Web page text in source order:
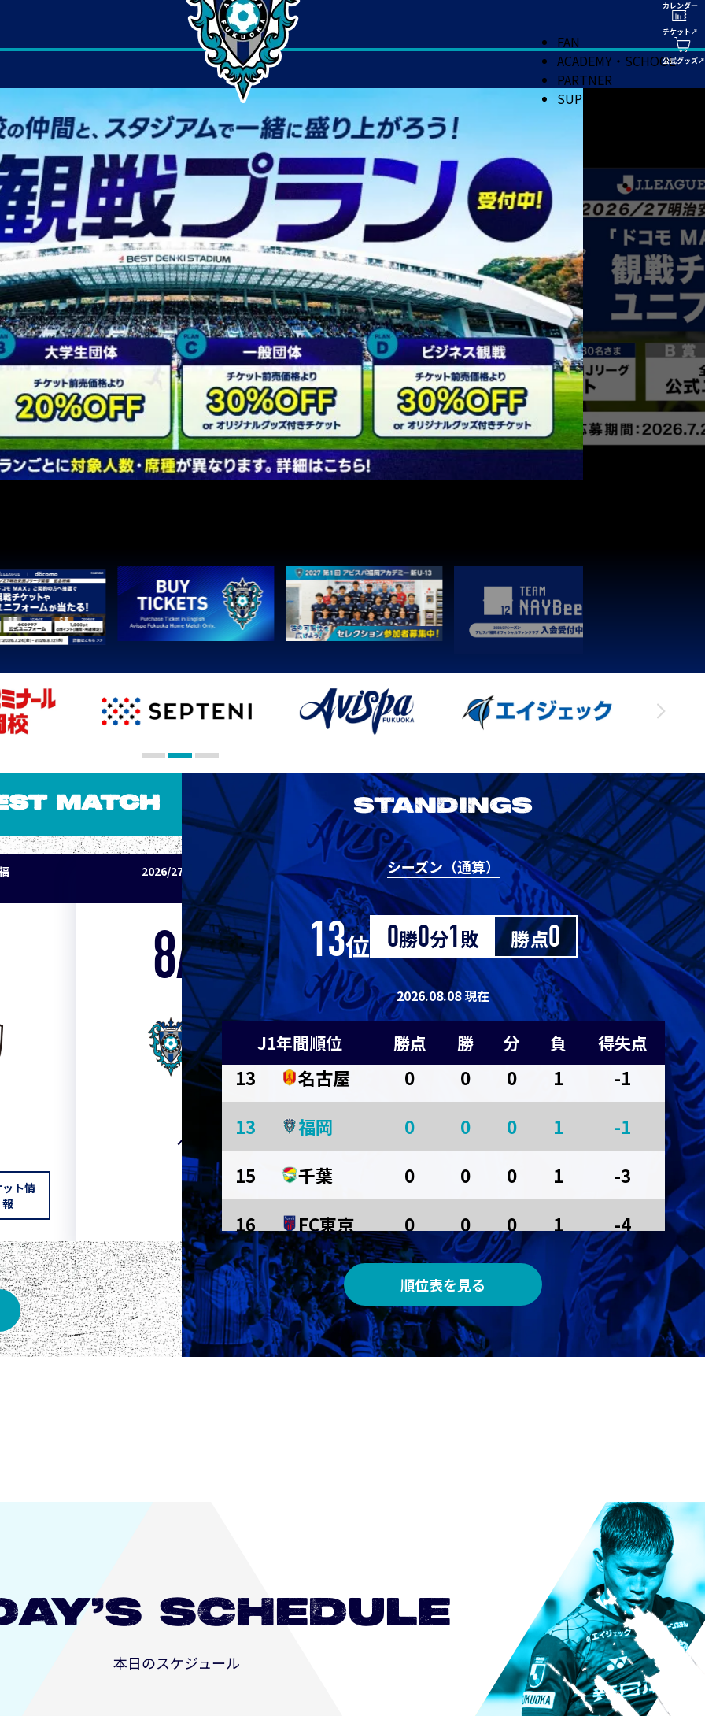
FAN
ACADEMY・SCHOOL
PARTNER
SUPPORT
MATCH
ト情
報
2026/27明治安田J1リーグ アビスパ福
岡 vs セレッソ大阪
8/15Sat. 19:00
VS
ベスト電器スタジアム
チケット情報
2026/27明治安田J1リーグ 鹿島アント
ラーズ vs アビスパ福岡
8/22Sat. 18:00
VS
STANDINGS
シーズン（通算）
13位 0勝0分1敗 勝点0
2026.08.08 現在
J1年間順位 勝点 勝 分 負 得失点
3
鹿島 3 0
3
Ｇ大阪 3 1 0 0
Ｃ大阪
清水 3 0
1
7
神戸 3 1 0 0
1
浦和 0 0 0 1
-1
9
横浜FM 0 0 0 1
-1
11
水戸 0 0 1
-1
11
岡山 0 0 0 1
-1
13
名古屋 0 0 0 1
-1
13
福岡 0 0 0 1
-1
15
千葉 0 0 0 1
-3
16
FC東京 0 0 0 1
-4
東京Ｖ
0 0
0
川崎Ｆ
0 0 0
0
順位表を見る
SCHEDULE
本日のスケジュール